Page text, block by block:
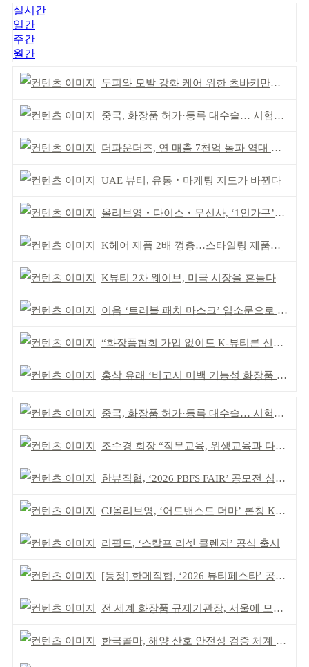
실시간
일간
주간
월간
두피와 모발 강화 케어 위한 츠바키만의 솔루션 제시
중국, 화장품 허가·등록 대수술… 시험자료 공용 허용
더파운더즈, 연 매출 7천억 돌파 역대 최대 실적
UAE 뷰티, 유통‧마케팅 지도가 바뀐다
올리브영‧다이소‧무신사, ‘1인가구’가 이끈다
K헤어 제품 2배 껑충…스타일링 제품도 인기
K뷰티 2차 웨이브, 미국 시장을 흔들다
이옴 ‘트러블 패치 마스크’ 입소문으로 판매 확대
“화장품협회 가입 없이도 K-뷰티론 신청 가능”
홍삼 유래 ‘비고시 미백 기능성 화장품 원료’ 허가 획득
중국, 화장품 허가·등록 대수술… 시험자료 공용 허용
조수경 회장 “직무교육, 위생교육과 다르다”
한뷰직협, ‘2026 PBFS FAIR’ 공모전 심사 성료
CJ올리브영, ‘어드밴스드 더마’ 론칭 K더마 육성 박차
리필드, ‘스칼프 리셋 클렌저’ 공식 출시
[동정] 한메직협, ‘2026 뷰티페스타’ 공동 주최
전 세계 화장품 규제기관장, 서울에 모인다
한국콜마, 해양 산호 안전성 검증 체계 구축